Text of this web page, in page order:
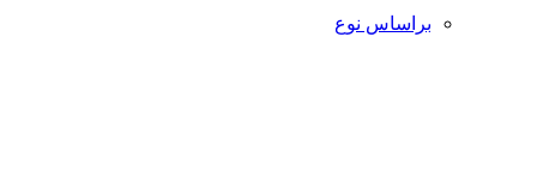
براساس نوع